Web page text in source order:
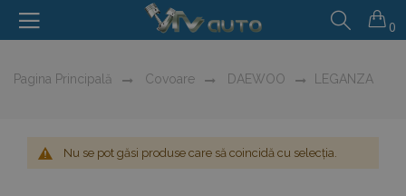
0
Pagina Principală Covoare DAEWOO LEGANZA
Nu se pot găsi produse care să coincidă cu selecția.